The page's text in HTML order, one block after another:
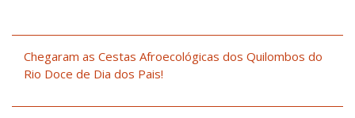
Chegaram as Cestas Afroecológicas dos Quilombos do
Rio Doce de Dia dos Pais!